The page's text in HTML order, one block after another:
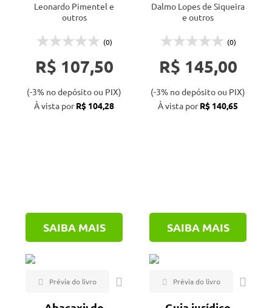
Leonardo Pimentel e
outros
(0)
R$ 107,50
(-3% no depósito ou PIX)
À vista porR$ 104,28
SAIBA MAIS
Dalmo Lopes de Siqueira
e outros
(0)
R$ 145,00
(-3% no depósito ou PIX)
À vista porR$ 140,65
SAIBA MAIS